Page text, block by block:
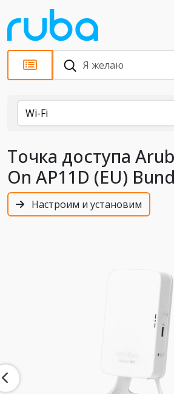
Каталог
Wi-Fi
Точка доступа
On AP11D (EU)
Настроим и установим